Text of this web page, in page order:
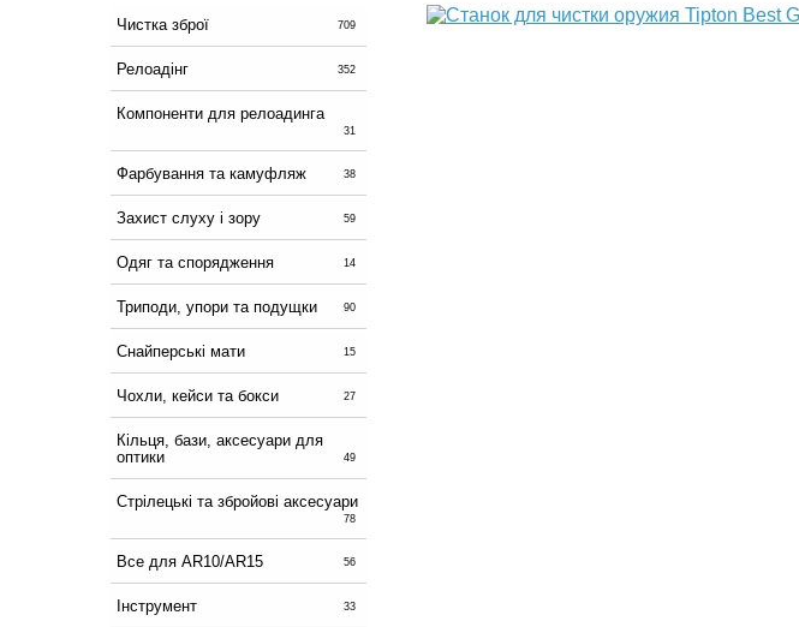
Чистка зброї 709
Релоадінг 352
Компоненти для релоадинга
31
Фарбування та камуфляж 38
Захист слуху і зору 59
Одяг та спорядження 14
Триподи, упори та подущки 90
Снайперські мати 15
Чохли, кейси та бокси 27
Кільця, бази, аксесуари для
оптики
49
Стрілецькі та збройові аксесуари
78
Все для AR10/AR15 56
Інструмент 33